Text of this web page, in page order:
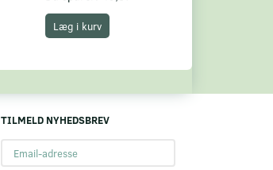
Læg i kurv
TILMELD NYHEDSBREV
adresse